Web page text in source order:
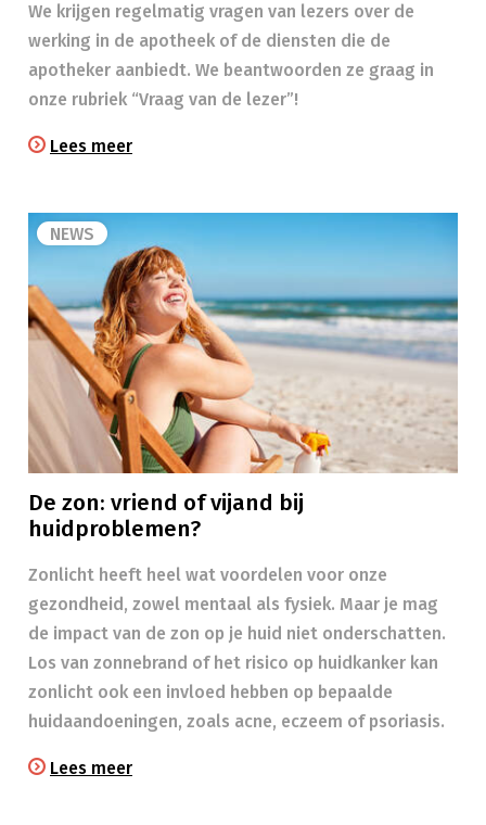
We krijgen regelmatig vragen van lezers over de
werking in de apotheek of de diensten die de
apotheker aanbiedt. We beantwoorden ze graag in
onze rubriek “Vraag van de lezer”!
Lees meer
NEWS
De zon: vriend of vijand bij
huidproblemen?
Zonlicht heeft heel wat voordelen voor onze
gezondheid, zowel mentaal als fysiek. Maar je mag
de impact van de zon op je huid niet onderschatten.
Los van zonnebrand of het risico op huidkanker kan
zonlicht ook een invloed hebben op bepaalde
huidaandoeningen, zoals acne, eczeem of psoriasis.
Lees meer